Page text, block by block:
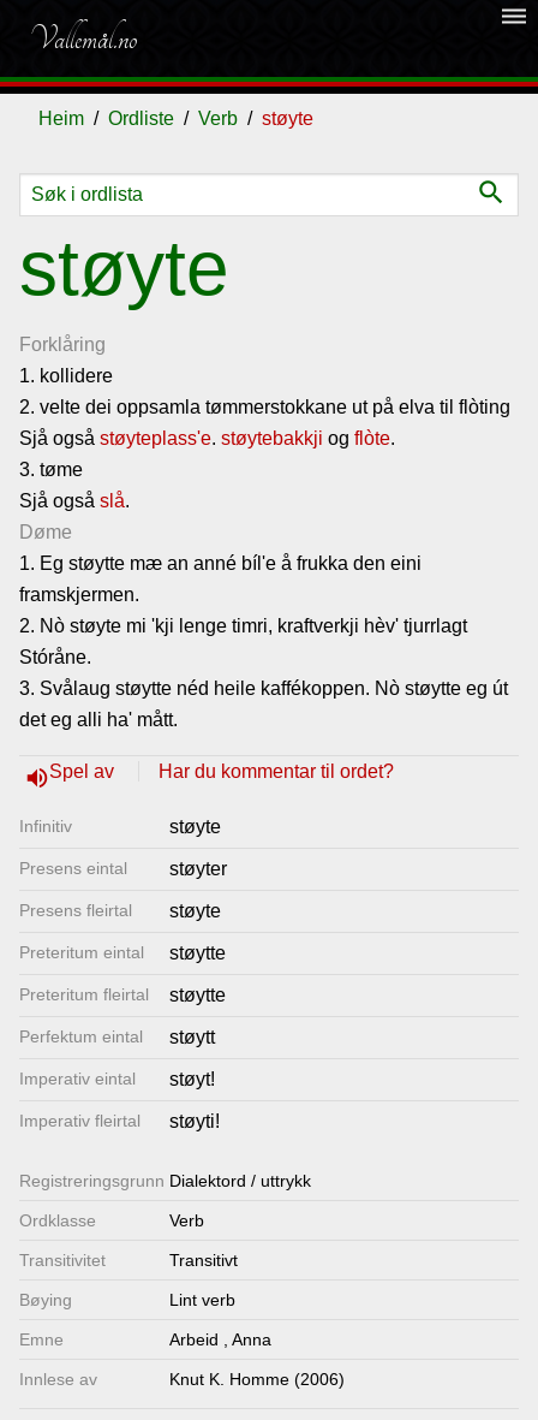
Vallemål.no
dehaze
Heim Ordliste Verb støyte
search
støyte
Forklåring
1. kollidere
2. velte dei oppsamla tømmerstokkane ut på elva til flòting
Sjå også støyteplass'e. støytebakkji og flòte.
3. tøme
Sjå også slå.
Døme
1. Eg støytte mæ an anné bíl'e å frukka den eini
framskjermen.
2. Nò støyte mi 'kji lenge timri, kraftverkji hèv' tjurrlagt
Stóråne.
3. Svålaug støytte néd heile kaffékoppen. Nò støytte eg út
det eg alli ha' mått.
volume_upSpel av Har du kommentar til ordet?
Infinitiv støyte
Presens eintal støyter
Presens fleirtal støyte
Preteritum eintal støytte
Preteritum fleirtal støytte
Perfektum eintal støytt
Imperativ eintal støyt!
Imperativ fleirtal støyti!
Registrerings­grunn Dialektord / uttrykk
Ordklasse Verb
Transitivitet Transitivt
Bøying Lint verb
Emne Arbeid Anna
Innlese av Knut K. Homme (2006)
Ordliste
Om
vallemålet
Gjestebok
Nyhende
Lenkjer
Kontakt
oss